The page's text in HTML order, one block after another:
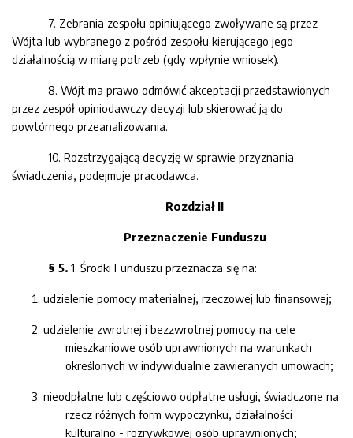
7. Zebrania zespołu opiniującego zwoływane są przez
Wójta lub wybranego z pośród zespołu kierującego jego
działalnością w miarę potrzeb (gdy wpłynie wniosek).
8. Wójt ma prawo odmówić akceptacji przedstawionych
przez zespół opiniodawczy decyzji lub skierować ją do
powtórnego przeanalizowania.
10. Rozstrzygającą decyzję w sprawie przyznania
świadczenia, podejmuje pracodawca.
Rozdział II
Przeznaczenie Funduszu
§ 5.1. Środki Funduszu przeznacza się na:
udzielenie pomocy materialnej, rzeczowej lub finansowej;
udzielenie zwrotnej i bezzwrotnej pomocy na cele
mieszkaniowe osób uprawnionych na warunkach
określonych w indywidualnie zawieranych umowach;
nieodpłatne lub częściowo odpłatne usługi, świadczone na
rzecz różnych form wypoczynku, działalności
kulturalno - rozrywkowej osób uprawnionych;